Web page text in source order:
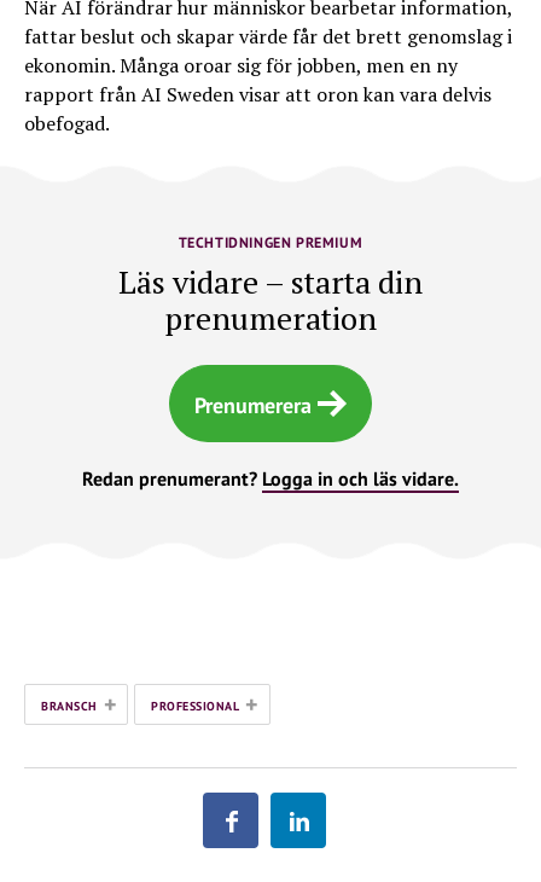
När AI förändrar hur människor bearbetar information,
fattar beslut och skapar värde får det brett genomslag i
ekonomin. Många oroar sig för jobben, men en ny
rapport från AI Sweden visar att oron kan vara delvis
obefogad.
TECHTIDNINGEN PREMIUM
Läs vidare – starta din
prenumeration
Prenumerera
Redan prenumerant? Logga in och läs vidare.
BRANSCH + PROFESSIONAL +